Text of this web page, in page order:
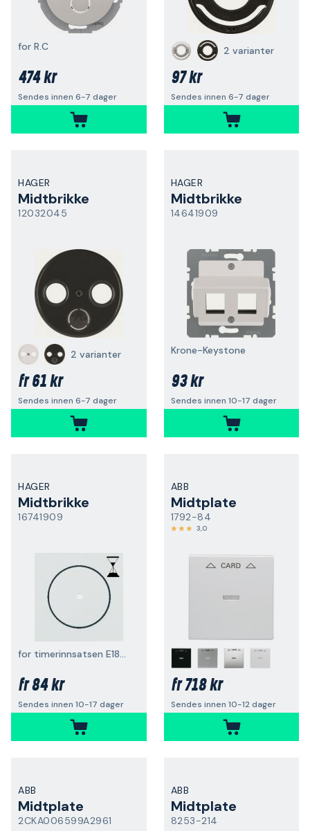
for R.C
474 kr
Sendes innen 6-7 dager
2 varianter
97 kr
Sendes innen 6-7 dager
HAGER
Midtbrikke
12032045
2 varianter
fr61 kr
Sendes innen 6-7 dager
HAGER
Midtbrikke
14641909
Krone-Keystone
93 kr
Sendes innen 10-17 dager
HAGER
Midtbrikke
16741909
for timerinnsatsen E1801545
fr84 kr
Sendes innen 10-17 dager
ABB
Midtplate
1792-84
3,0
fr718 kr
Sendes innen 10-12 dager
ABB
Midtplate
2CKA006599A2961
ABB
Midtplate
8253-214